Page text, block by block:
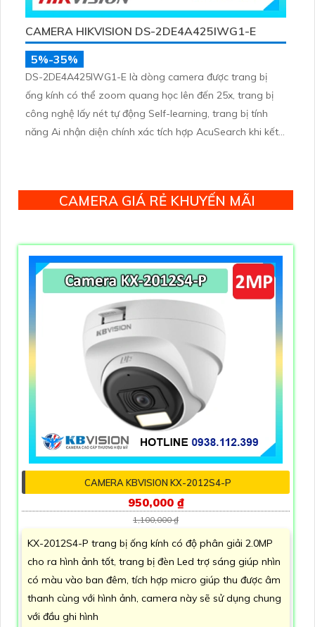
CAMERA HIKVISION DS-2DE4A425IWG1-E
5%-35%
DS-2DE4A425IWG1-E là dòng camera được trang bị
ống kính có thể zoom quang học lên đến 25x, trang bị
công nghệ lấy nét tự động Self-learning, trang bị tính
năng Ai nhận diện chính xác tích hợp AcuSearch khi kết
CAMERA GIÁ RẺ KHUYẾN MÃI
CAMERA KBVISION KX-2012S4-P
950,000 ₫
1,100,000 ₫
KX-2012S4-P trang bị ống kính có độ phân giải 2.0MP
cho ra hình ảnh tốt, trang bị đèn Led trợ sáng giúp nhìn
có màu vào ban đêm, tích hợp micro giúp thu được âm
thanh cùng với hình ảnh, camera này sẽ sử dụng chung
với đầu ghi hình